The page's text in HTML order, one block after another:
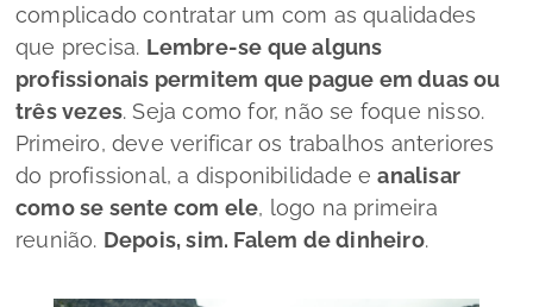
complicado contratar um com as qualidades
que precisa. Lembre-se que alguns
profissionais permitem que pague em duas ou
três vezes. Seja como for, não se foque nisso.
Primeiro, deve verificar os trabalhos anteriores
do profissional, a disponibilidade eanalisar
como se sente com ele, logo na primeira
reunião. Depois, sim. Falem de dinheiro.